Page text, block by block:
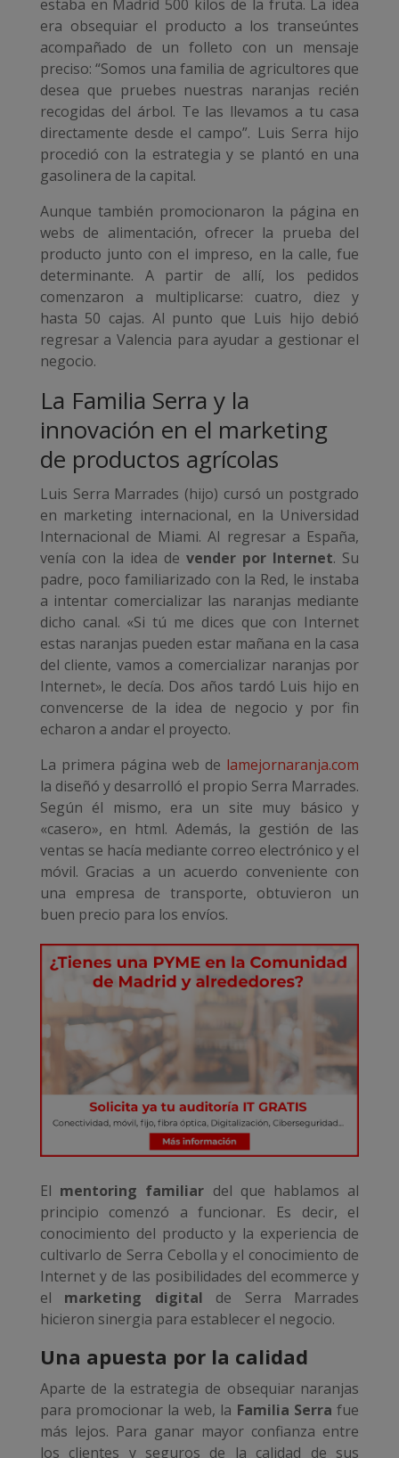
estaba en Madrid 500 kilos de la fruta. La idea
era obsequiar el producto a los transeúntes
acompañado de un folleto con un mensaje
preciso: “Somos una familia de agricultores que
desea que pruebes nuestras naranjas recién
recogidas del árbol. Te las llevamos a tu casa
directamente desde el campo”. Luis Serra hijo
procedió con la estrategia y se plantó en una
gasolinera de la capital.
Aunque también promocionaron la página en
webs de alimentación, ofrecer la prueba del
producto junto con el impreso, en la calle, fue
determinante. A partir de allí, los pedidos
comenzaron a multiplicarse: cuatro, diez y
hasta 50 cajas. Al punto que Luis hijo debió
regresar a Valencia para ayudar a gestionar el
negocio.
La Familia Serra y la
innovación en el marketing
de productos agrícolas
Luis Serra Marrades (hijo) cursó un postgrado
en marketing internacional, en la Universidad
Internacional de Miami. Al regresar a España,
venía con la idea devender por Internet. Su
padre, poco familiarizado con la Red, le instaba
a intentar comercializar las naranjas mediante
dicho canal. «Si tú me dices que con Internet
estas naranjas pueden estar mañana en la casa
del cliente, vamos a comercializar naranjas por
Internet», le decía. Dos años tardó Luis hijo en
convencerse de la idea de negocio y por fin
echaron a andar el proyecto.
La primera página web de lamejornaranja.com
la diseñó y desarrolló el propio Serra Marrades.
Según él mismo, era un site muy básico y
«casero», en html. Además, la gestión de las
ventas se hacía mediante correo electrónico y el
móvil. Gracias a un acuerdo conveniente con
una empresa de transporte, obtuvieron un
buen precio para los envíos.
El mentoring familiar del que hablamos al
principio comenzó a funcionar. Es decir, el
conocimiento del producto y la experiencia de
cultivarlo de Serra Cebolla y el conocimiento de
Internet y de las posibilidades del ecommerce y
el marketing digital de Serra Marrades
hicieron sinergia para establecer el negocio.
Una apuesta por la calidad
Aparte de la estrategia de obsequiar naranjas
para promocionar la web, la Familia Serrafue
más lejos. Para ganar mayor confianza entre
los clientes y seguros de la calidad de sus